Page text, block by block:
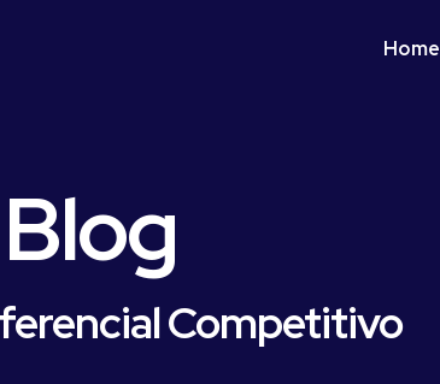
Home
Blog
Competitivo